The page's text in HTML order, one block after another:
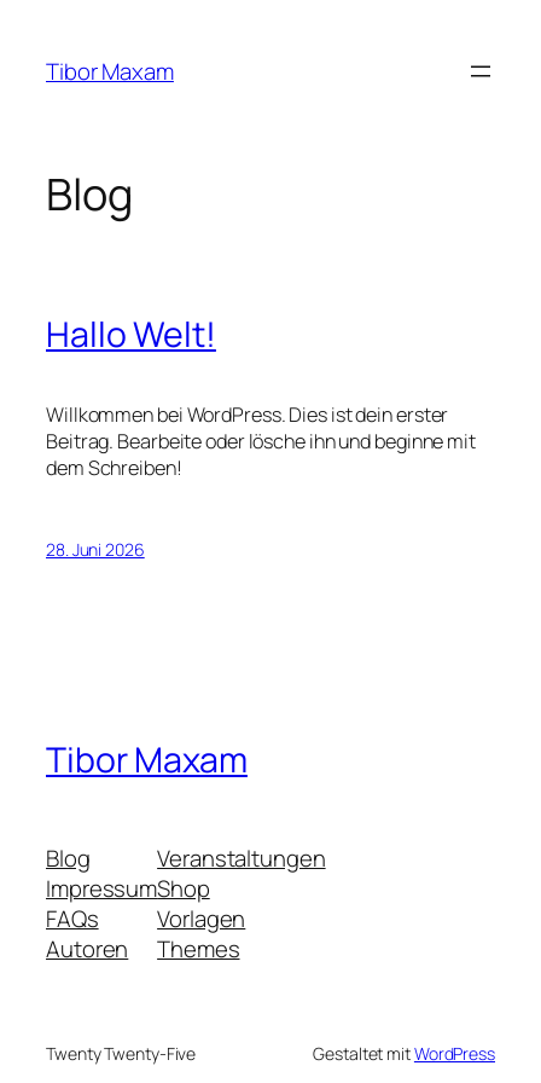
springen
Tibor Maxam
Blog
Hallo Welt!
Willkommen bei WordPress. Dies ist dein erster
Beitrag. Bearbeite oder lösche ihn und beginne mit
dem Schreiben!
28. Juni 2026
Tibor Maxam
Blog
Impressum
FAQs
Autoren
Veranstaltungen
Shop
Vorlagen
Themes
Twenty Twenty-Five Gestaltet mitWordPress